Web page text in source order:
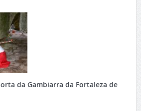
da Gambiarra da Fortaleza de